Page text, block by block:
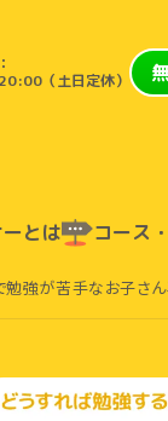
（土日定休）
とは コース
勉強が苦手なお子さ